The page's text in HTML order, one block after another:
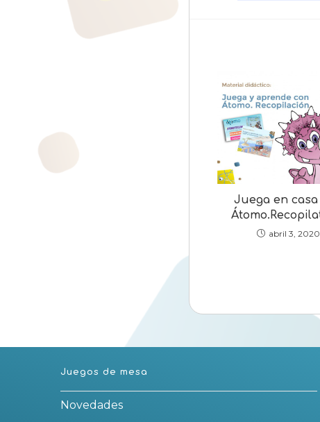
Juega en casa
abril 3, 2020
Juegos de mesa
Novedades